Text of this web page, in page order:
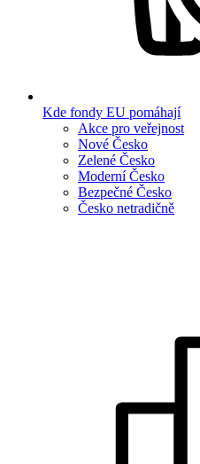
Kde fondy EU pomáhají
Akce pro veřejnost
Nové Česko
Zelené Česko
Moderní Česko
Bezpečné Česko
Česko netradičně